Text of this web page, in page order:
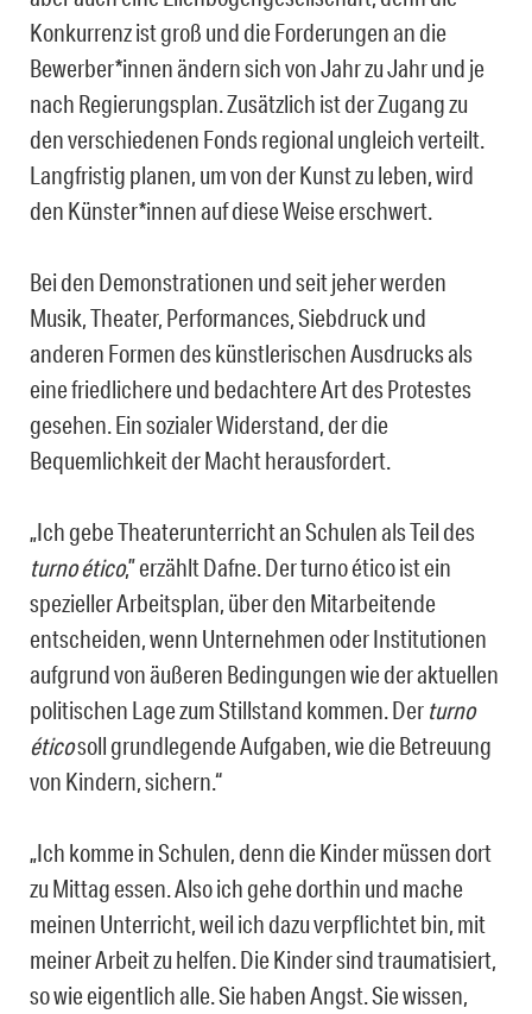
Konkurrenz ist groß und die Forderungen an die
Bewerber*innen ändern sich von Jahr zu Jahr und je
nach Regierungsplan. Zusätzlich ist der Zugang zu
den verschiedenen Fonds regional ungleich verteilt.
Langfristig planen, um von der Kunst zu leben, wird
den Künster*innen auf diese Weise erschwert.
Bei den Demonstrationen und seit jeher werden
Musik, Theater, Performances, Siebdruck und
anderen Formen des künstlerischen Ausdrucks als
eine friedlichere und bedachtere Art des Protestes
gesehen. Ein sozialer Widerstand, der die
Bequemlichkeit der Macht herausfordert.
„Ich gebe Theaterunterricht an Schulen als Teil des
turno ético,” erzählt Dafne. Der turno ético ist ein
spezieller Arbeitsplan, über den Mitarbeitende
entscheiden, wenn Unternehmen oder Institutionen
aufgrund von äußeren Bedingungen wie der aktuellen
politischen Lage zum Stillstand kommen. Der turno
éticosoll grundlegende Aufgaben, wie die Betreuung
von Kindern, sichern.“
„Ich komme in Schulen, denn die Kinder müssen dort
zu Mittag essen. Also ich gehe dorthin und mache
meinen Unterricht, weil ich dazu verpflichtet bin, mit
meiner Arbeit zu helfen. Die Kinder sind traumatisiert,
so wie eigentlich alle. Sie haben Angst. Sie wissen,